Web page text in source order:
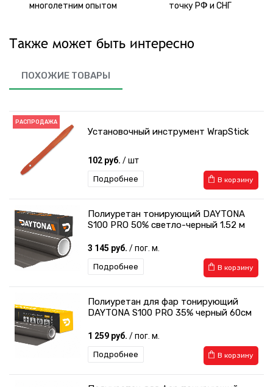
многолетним опытом
точку РФ и СНГ
Также может быть интересно
ПОХОЖИЕ ТОВАРЫ
РАСПРОДАЖА
Установочный инструмент WrapStick
102 руб. / шт
В корзину
Подробнее
Полиуретан тонирующий DAYTONA
S100 PRO 50% светло-черный 1.52 м
3 145 руб. / пог. м.
В корзину
Подробнее
Полиуретан для фар тонирующий
DAYTONA S100 PRO 35% черный 60см
1 259 руб. / пог. м.
В корзину
Подробнее